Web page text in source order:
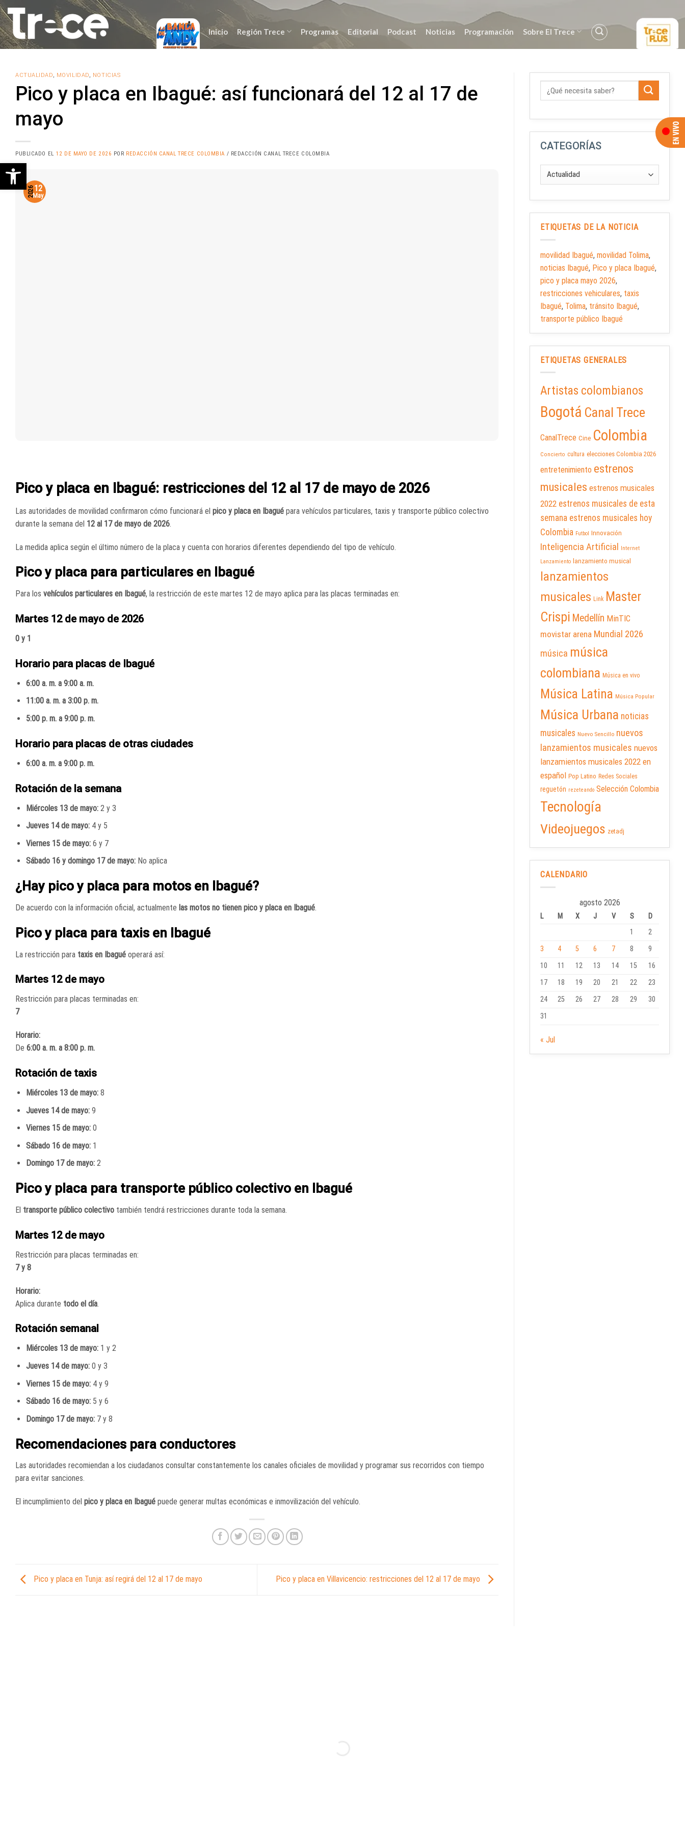
Saltar
al
contenido
Inicio Región Trece Programas Editorial Podcast Noticias Programación Sobre El Trece
ACTUALIDAD, MOVILIDAD, NOTICIAS
Pico y placa en Ibagué: así funcionará del 12 al 17 de
mayo
PUBLICADO EL 12 DE MAYO DE 2026 POR REDACCIÓN CANAL TRECE COLOMBIA / REDACCIÓN CANAL TRECE COLOMBIA
12
May
2026
Pico y placa en Ibagué: restricciones del 12 al 17 de mayo de 2026
Las autoridades de movilidad confirmaron cómo funcionará el pico y placa en Ibagué para vehículos particulares, taxis y transporte público colectivo
durante la semana del 12 al 17 de mayo de 2026.
La medida aplica según el último número de la placa y cuenta con horarios diferentes dependiendo del tipo de vehículo.
Pico y placa para particulares en Ibagué
Para los vehículos particulares en Ibagué, la restricción de este martes 12 de mayo aplica para las placas terminadas en:
Martes 12 de mayo de 2026
0 y 1
Horario para placas de Ibagué
6:00 a. m. a 9:00 a. m.
11:00 a. m. a 3:00 p. m.
5:00 p. m. a 9:00 p. m.
Horario para placas de otras ciudades
6:00 a. m. a 9:00 p. m.
Rotación de la semana
Miércoles 13 de mayo:2 y 3
Jueves 14 de mayo:4 y 5
Viernes 15 de mayo:6 y 7
Sábado 16 y domingo 17 de mayo:No aplica
¿Hay pico y placa para motos en Ibagué?
De acuerdo con la información oficial, actualmente las motos no tienen pico y placa en Ibagué.
Pico y placa para taxis en Ibagué
La restricción para taxis en Ibagué operará así:
Martes 12 de mayo
Restricción para placas terminadas en:
7
Horario:
De 6:00 a. m. a 8:00 p. m.
Rotación de taxis
Miércoles 13 de mayo:8
Jueves 14 de mayo:9
Viernes 15 de mayo:0
Sábado 16 de mayo:1
Domingo 17 de mayo:2
Pico y placa para transporte público colectivo en Ibagué
El transporte público colectivo también tendrá restricciones durante toda la semana.
Martes 12 de mayo
Restricción para placas terminadas en:
7 y 8
Horario:
Aplica durante todo el día.
Rotación semanal
Miércoles 13 de mayo:1 y 2
Jueves 14 de mayo:0 y 3
Viernes 15 de mayo:4 y 9
Sábado 16 de mayo:5 y 6
Domingo 17 de mayo:7 y 8
Recomendaciones para conductores
Las autoridades recomiendan a los ciudadanos consultar constantemente los canales oficiales de movilidad y programar sus recorridos con tiempo
para evitar sanciones.
El incumplimiento del pico y placa en Ibagué puede generar multas económicas e inmovilización del vehículo.
Pico y placa en Tunja: así regirá del 12 al 17 de mayo Pico y placa en Villavicencio: restricciones del 12 al 17 de mayo
CATEGORÍAS
ETIQUETAS DE LA NOTICIA
movilidad Ibagué, movilidad Tolima,
noticias Ibagué, Pico y placa Ibagué,
pico y placa mayo 2026,
restricciones vehiculares, taxis
Ibagué, Tolima, tránsito Ibagué,
transporte público Ibagué
ETIQUETAS GENERALES
Artistas colombianos
Bogotá Canal Trece
CanalTrece Cine Colombia
Concierto cultura elecciones Colombia 2026
entretenimiento estrenos
musicales estrenos musicales
2022 estrenos musicales de esta
semana estrenos musicales hoy
Colombia Futbol Innovación
Inteligencia Artificial
Internet
Lanzamiento
lanzamiento musical
lanzamientos
musicales Link Master
Crispi Medellín MinTIC
movistar arena Mundial 2026
música música
colombiana Música en vivo
Música Latina Música Popular
Música Urbana noticias
musicales Nuevo Sencillo nuevos
lanzamientos musicales nuevos
lanzamientos musicales 2022 en
español Pop Latino Redes Sociales
reguetón rezeteando Selección Colombia
Tecnología
Videojuegos zetadj
CALENDARIO
agosto 2026
L M X J V S
D
1
2
3
4 5 6 7 8
9
10
11 12 13 14 15
16
17
18 19 20 21 22
23
24
25 26 27 28 29
30
31
« Jul
Abrir barra de herramientas